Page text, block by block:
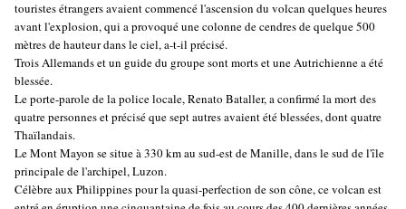
touristes étrangers avaient commencé l'ascension du volcan quelques heures
avant l'explosion, qui a provoqué une colonne de cendres de quelque 500
mètres de hauteur dans le ciel, a-t-il précisé.
Trois Allemands et un guide du groupe sont morts et une Autrichienne a été
blessée.
Le porte-parole de la police locale, Renato Bataller, a confirmé la mort des
quatre personnes et précisé que sept autres avaient été blessées, dont quatre
Thaïlandais.
Le Mont Mayon se situe à 330 km au sud-est de Manille, dans le sud de l'île
principale de l'archipel, Luzon.
Célèbre aux Philippines pour la quasi-perfection de son cône, ce volcan est